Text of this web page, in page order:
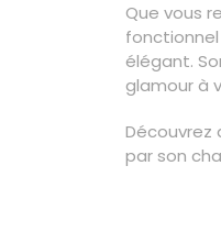
Que vous
fonctionnel
élégant.
glamour à
Découvrez
par son